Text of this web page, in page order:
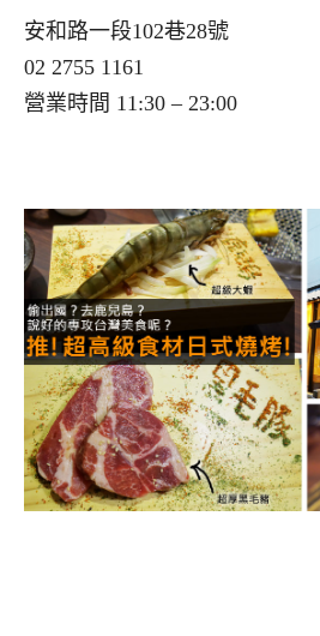
安和路一段102巷28號
02 2755 1161
營業時間 11:30 – 23:00